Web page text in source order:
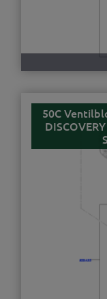
50C